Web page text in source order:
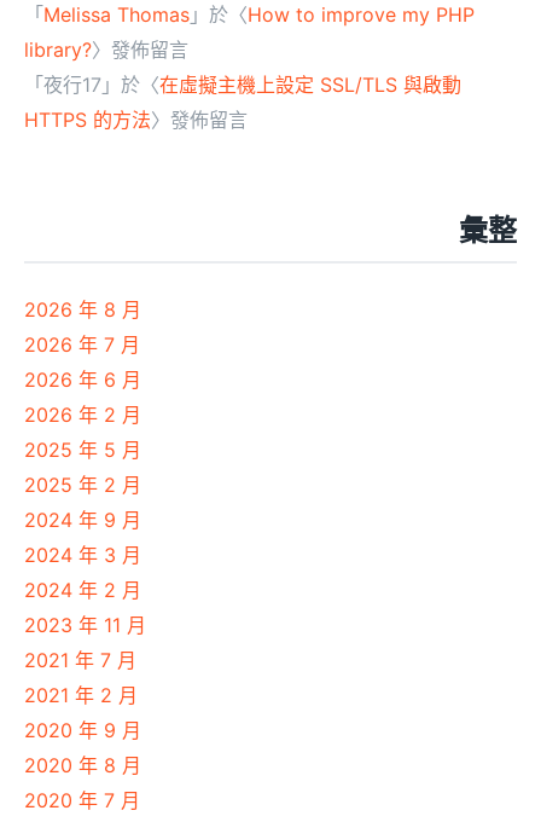
「 Melissa Thomas 」於〈How to improve my PHP
library?〉發佈留言
「 夜行17 」於〈在虛擬主機上設定 SSL/TLS 與啟動
HTTPS 的方法〉發佈留言
彙整
2026 年 8 月
2026 年 7 月
2026 年 6 月
2026 年 2 月
2025 年 5 月
2025 年 2 月
2024 年 9 月
2024 年 3 月
2024 年 2 月
2023 年 11 月
2021 年 7 月
2021 年 2 月
2020 年 9 月
2020 年 8 月
2020 年 7 月